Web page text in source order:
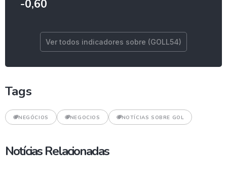
-0,60
Ver todos indicadores sobre (GOLL54)
Tags
NEGÓCIOS NEGOCIOS NOTÍCIAS SOBRE GOL
Notícias Relacionadas